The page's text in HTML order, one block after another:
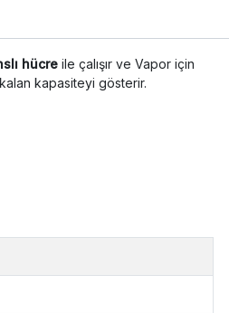
hücreile çalışır ve Vapor için
kalan kapasiteyi gösterir.